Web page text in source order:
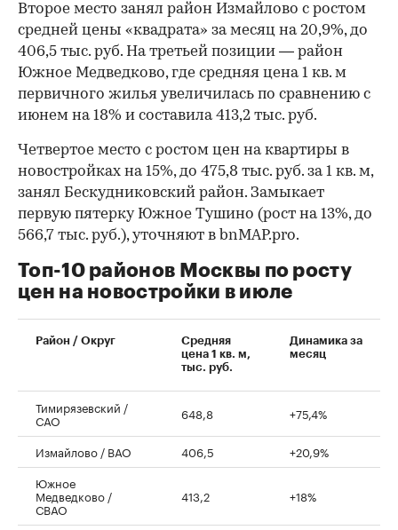
Второе место занял район Измайлово с ростом
средней цены «квадрата» за месяц на 20,9%, до
406,5 тыс. руб. На третьей позиции — район
Южное Медведково, где средняя цена 1 кв. м
первичного жилья увеличилась по сравнению с
июнем на 18% и составила 413,2 тыс. руб.
00:00 / 00:00
Четвертое место с ростом цен на квартиры в
новостройках на 15%, до 475,8 тыс. руб. за 1 кв. м,
занял Бескудниковский район. Замыкает
первую пятерку Южное Тушино (рост на 13%, до
566,7 тыс. руб.), уточняют в bnMAP.pro.
Топ-10 районов Москвы по росту
цен на новостройки в июле
Район / Округ
Средняя
цена 1 кв. м,
тыс. руб.
Динамика за
месяц
Тимирязевский /
САО 648,8 +75,4%
Измайлово / ВАО 406,5
+20,9%
Южное
Медведково /
СВАО
413,2 +18%